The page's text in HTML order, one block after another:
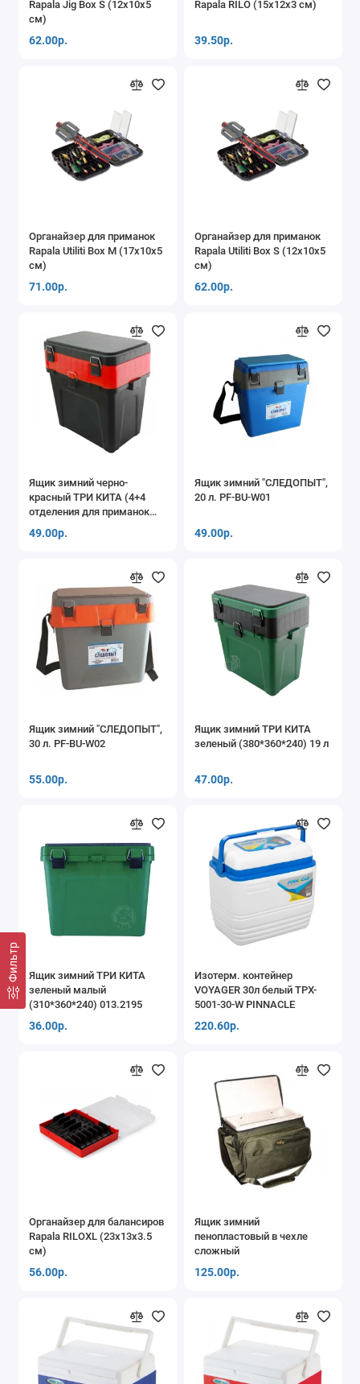
Фильтр
Термосы, термосумки
Багры
Шумовки, черпаки
Искусственные приманки
Газовые плитки, горелки, лампы
Прочее
Rapala Jig Box S (12х10х5
см)
62.00р.
Rapala RILO (15х12х3 см)
39.50р.
Органайзер для приманок
Rapala Utiliti Box M (17х10х5
см)
71.00р.
Органайзер для приманок
Rapala Utiliti Box S (12х10х5
см)
62.00р.
Ящик зимний черно-
красный ТРИ КИТА (4+4
отделения для приманок
49.00р.
Ящик зимний "СЛЕДОПЫТ",
20 л. PF-BU-W01
49.00р.
Ящик зимний "СЛЕДОПЫТ",
30 л. PF-BU-W02
55.00р.
Ящик зимний ТРИ КИТА
зеленый (380*360*240) 19 л
47.00р.
Ящик зимний ТРИ КИТА
зеленый малый
(310*360*240) 013.2195
36.00р.
Изотерм. контейнер
VOYAGER 30л белый TPX-
5001-30-W PINNACLE
220.60р.
Органайзер для балансиров
Rapala RILOXL (23х13х3.5
см)
56.00р.
Ящик зимний
пенопластовый в чехле
сложный
125.00р.